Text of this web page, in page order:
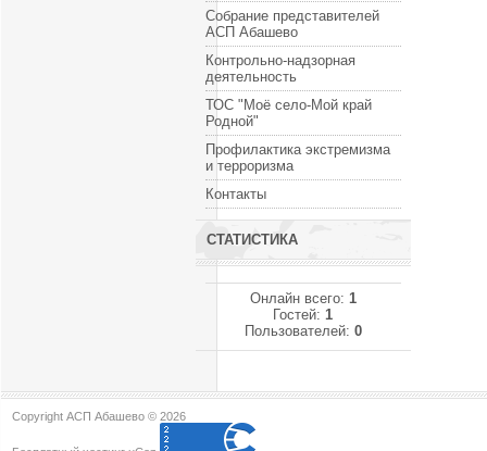
Собрание представителей
АСП Абашево
Контрольно-надзорная
деятельность
ТОС "Моё село-Мой край
Родной"
Профилактика экстремизма
и терроризма
Контакты
СТАТИСТИКА
Онлайн всего: 1
Гостей:1
Пользователей: 0
Copyright АСП Абашево © 2026